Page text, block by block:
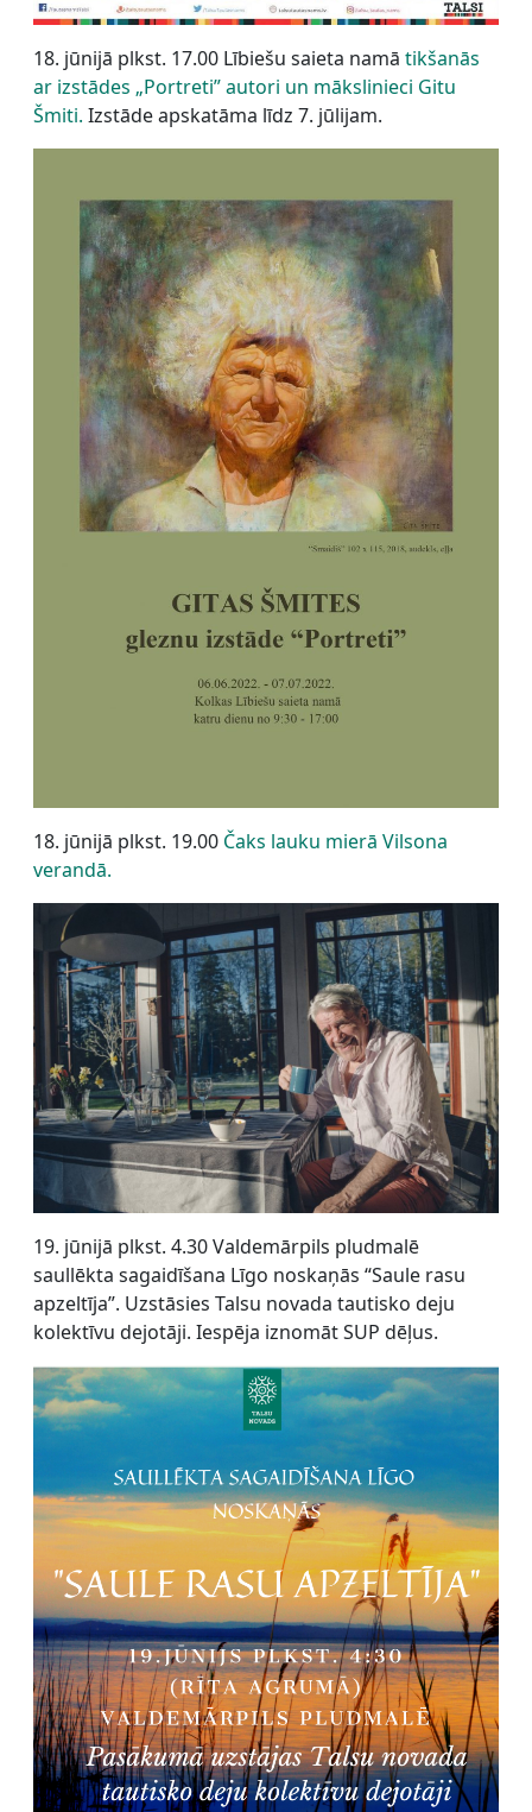
18. jūnijā plkst. 17.00 Lībiešu saieta namā tikšanās
ar izstādes „Portreti” autori un mākslinieci Gitu
Šmiti. Izstāde apskatāma līdz 7. jūlijam.
18. jūnijā plkst. 19.00 Čaks lauku mierā Vilsona
verandā.
19. jūnijā plkst. 4.30 Valdemārpils pludmalē
saullēkta sagaidīšana Līgo noskaņās “Saule rasu
apzeltīja”. Uzstāsies Talsu novada tautisko deju
kolektīvu dejotāji. Iespēja iznomāt SUP dēļus.